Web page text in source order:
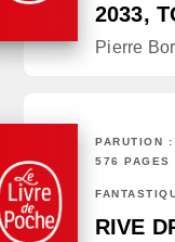
2033,
Pierre
PARUTION
576 PAGES
RIVE